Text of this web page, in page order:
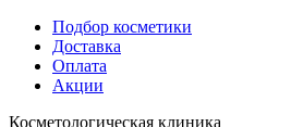
Подбор косметики
Доставка
Оплата
Акции
Косметологическая клиника